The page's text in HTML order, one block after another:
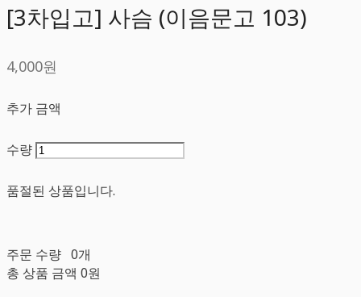
[3차입고] 사슴 (이음문고 103)
4,000원
추가 금액
수량
품절된 상품입니다.
주문 수량 0개
총 상품 금액 0원